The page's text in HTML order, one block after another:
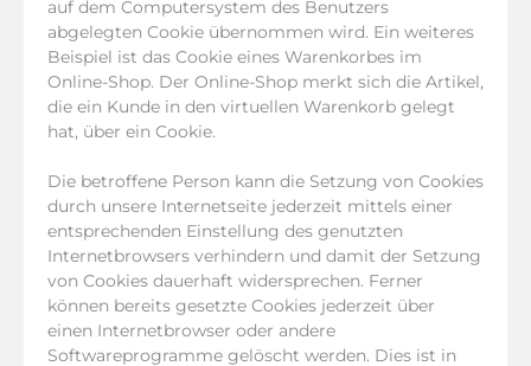
auf dem Computersystem des Benutzers
abgelegten Cookie übernommen wird. Ein weiteres
Beispiel ist das Cookie eines Warenkorbes im
Online-Shop. Der Online-Shop merkt sich die Artikel,
die ein Kunde in den virtuellen Warenkorb gelegt
hat, über ein Cookie.
Die betroffene Person kann die Setzung von Cookies
durch unsere Internetseite jederzeit mittels einer
entsprechenden Einstellung des genutzten
Internetbrowsers verhindern und damit der Setzung
von Cookies dauerhaft widersprechen. Ferner
können bereits gesetzte Cookies jederzeit über
einen Internetbrowser oder andere
Softwareprogramme gelöscht werden. Dies ist in